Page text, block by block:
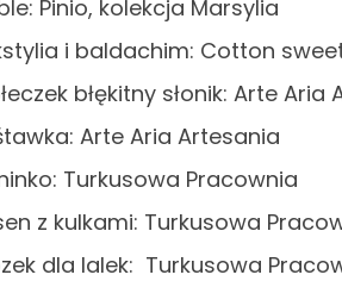
Pinio, kolekcja Marsylia
i baldachim: Cotton
błękitny słonik: Arte Aria
Arte Aria Artesania
Turkusowa Pracownia
z kulkami: Turkusowa
dla lalek: Turkusowa